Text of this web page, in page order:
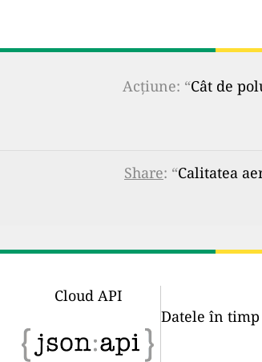
Acțiune: “Cât de
Share: “Calitatea
Cloud API
Datele în timp